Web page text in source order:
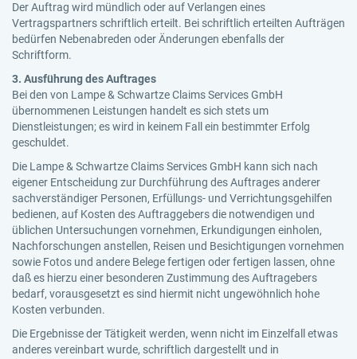
Der Auftrag wird mündlich oder auf Verlangen eines
Vertragspartners schriftlich erteilt. Bei schriftlich erteilten Aufträgen
bedürfen Nebenabreden oder Änderungen ebenfalls der
Schriftform.
3. Ausführung des Auftrages
Bei den von Lampe & Schwartze Claims Services GmbH
übernommenen Leistungen handelt es sich stets um
Dienstleistungen; es wird in keinem Fall ein bestimmter Erfolg
geschuldet.
Die Lampe & Schwartze Claims Services GmbH kann sich nach
eigener Entscheidung zur Durchführung des Auftrages anderer
sachverständiger Personen, Erfüllungs- und Verrichtungsgehilfen
bedienen, auf Kosten des Auftraggebers die notwendigen und
üblichen Untersuchungen vornehmen, Erkundigungen einholen,
Nachforschungen anstellen, Reisen und Besichtigungen vornehmen
sowie Fotos und andere Belege fertigen oder fertigen lassen, ohne
daß es hierzu einer besonderen Zustimmung des Auftragebers
bedarf, vorausgesetzt es sind hiermit nicht ungewöhnlich hohe
Kosten verbunden.
Die Ergebnisse der Tätigkeit werden, wenn nicht im Einzelfall etwas
anderes vereinbart wurde, schriftlich dargestellt und in